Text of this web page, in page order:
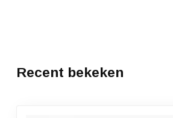
Recent bekeken